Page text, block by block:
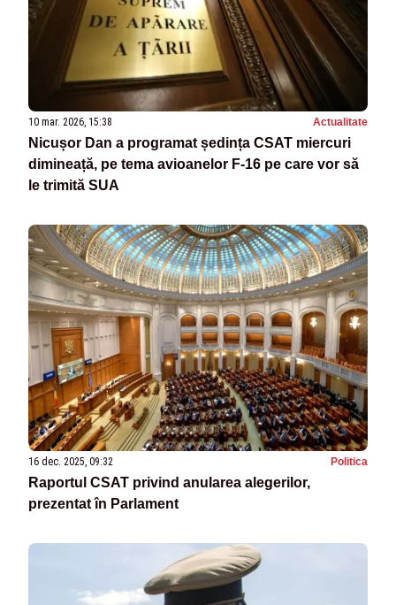
10 mar. 2026, 15:38 Actualitate
Nicușor Dan a programat ședința CSAT miercuri
dimineață, pe tema avioanelor F-16 pe care vor să
le trimită SUA
16 dec. 2025, 09:32 Politica
Raportul CSAT privind anularea alegerilor,
prezentat în Parlament